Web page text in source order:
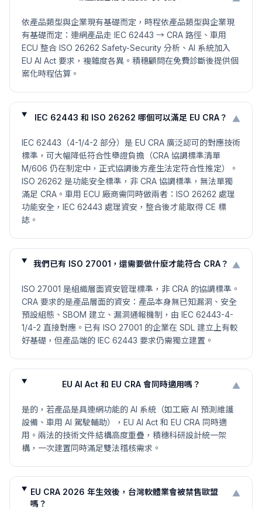
依產品類型與企業現有基礎而定，時程依產品類型與企業現
有基礎而定：連網產品走 IEC 62443 → CRA 路徑、車用
ECU 整合 ISO 26262 Safety-Security 分析、AI 系統加入
EU AI Act 要求，複雜度各異。積穗顧問在免費診斷後提供個
案化時程估算。
IEC 62443 和 ISO 26262 哪個可以滿足 EU CRA？ ▼
IEC 62443（4-1/4-2 部分）是 EU CRA 廣泛認可的對應技術
標準，可大幅降低符合性舉證負擔（CRA 協調標準清單
M/606 仍在制定中，正式協調後方產生法定符合性推定）。
ISO 26262 是功能安全標準，非 CRA 協調標準，無法單獨
滿足 CRA。車用 ECU 廠商需同時做兩者：ISO 26262 處理
功能安全，IEC 62443 處理資安，整合後才能取得 CE 標
誌。
我們已有 ISO 27001，還需要做什麼才能符合 CRA？ ▼
ISO 27001 是組織層面資安管理標準，非 CRA 的協調標準。
CRA 要求的是產品層面的資安：產品本身無已知漏洞、安全
預設組態、SBOM 建立、漏洞通報機制，由 IEC 62443-4-
1/4-2 直接對應。已有 ISO 27001 的企業在 SDL 建立上有較
好基礎，但產品端的 IEC 62443 要求仍需獨立建置。
EU AI Act 和 EU CRA 會同時適用嗎？ ▼
是的，若產品是具連網功能的 AI 系統（如工廠 AI 預測維護
設備、車用 AI 駕駛輔助），EU AI Act 和 EU CRA 同時適
用。兩法的技術文件結構高度重疊，積穗科研設計統一架
構，一次建置同時滿足雙法稽核需求。
EU CRA 2026 年生效後，台灣軟體業會被禁售歐盟
嗎？
▼